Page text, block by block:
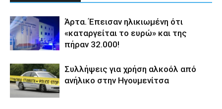
Άρτα. Έπεισαν ηλικιωμένη ότι
«καταργείται το ευρώ» και της
πήραν 32.000!
Συλλήψεις για χρήση αλκοόλ από
ανήλικο στην Ηγουμενίτσα